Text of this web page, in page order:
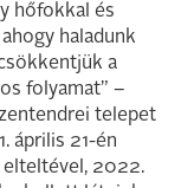
hőfokkal és
haladunk
a
folyamat” –
telepet
április 21-én
elteltével, 2022.